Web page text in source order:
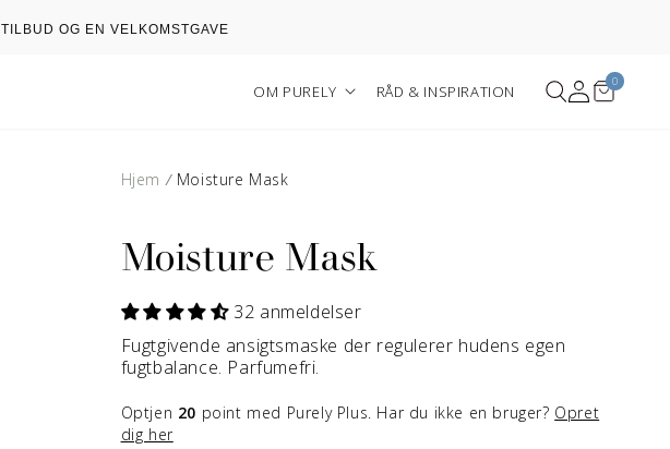
OM PURELY RÅD & INSPIRATION Log
ind
Kurv
00
varer
OG EN VELKOMSTGAVE
Hjem / Moisture Mask
Moisture Mask
32 anmeldelser
Fugtgivende ansigtsmaske der regulerer hudens egen
fugtbalance. Parfumefri.
Optjen 20 point med Purely Plus. Har du ikke en bruger? Opret
dig her